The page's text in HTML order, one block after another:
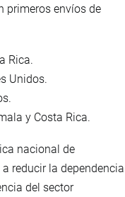
primeros envíos de
Rica.
Unidos.
y Costa Rica.
nacional de
reducir la dependencia
del sector